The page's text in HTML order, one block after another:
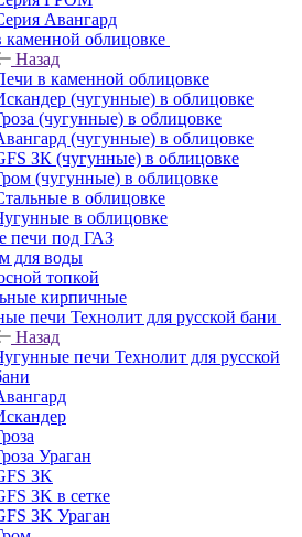
Авангард
каменной облицовке
Назад
в каменной облицовке
(чугунные) в облицовке
(чугунные) в облицовке
(чугунные) в облицовке
ЗК (чугунные) в облицовке
(чугунные) в облицовке
в облицовке
в облицовке
печи под ГАЗ
для воды
топкой
кирпичные
печи Технолит для русской бани
Назад
печи Технолит для русской
Ураган
3K
3K в сетке
3K Ураган